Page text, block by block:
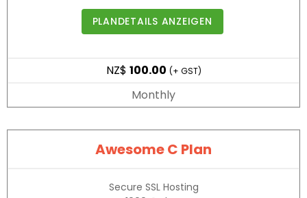
PLANDETAILS ANZEIGEN
NZ$ 100.00 (+ GST)
Monthly
Awesome C Plan
Secure SSL Hosting